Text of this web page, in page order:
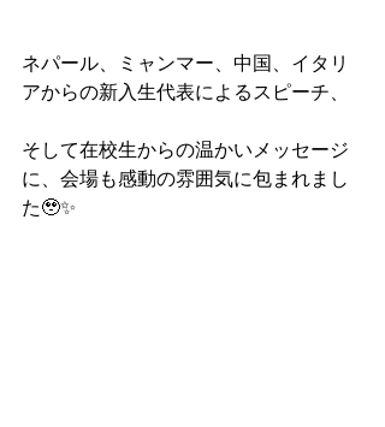
ネパール、ミャンマー、中国、イタリ
アからの新入生代表によるスピーチ、
そして在校生からの温かいメッセージ
に、会場も感動の雰囲気に包まれまし
た🥹✨